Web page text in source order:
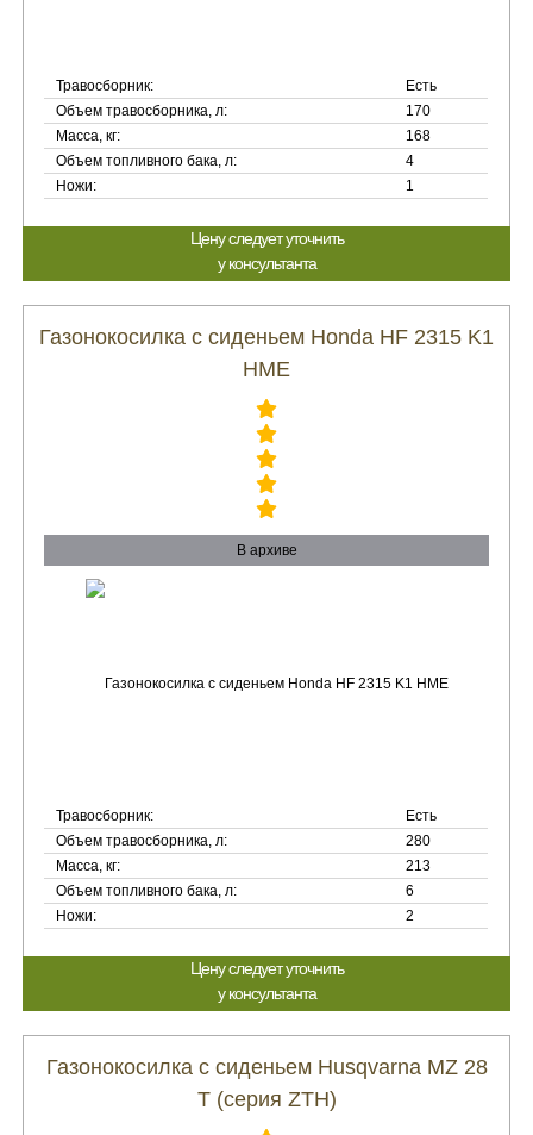
Травосборник:
Есть
Объем травосборника, л:
170
Масса, кг:
168
Объем топливного бака, л:
4
Ножи:
1
Цену следует уточнить
у консультанта
Газонокосилка с сиденьем Honda HF 2315 K1
HME
В архиве
Травосборник:
Есть
Объем травосборника, л:
280
Масса, кг:
213
Объем топливного бака, л:
6
Ножи:
2
Цену следует уточнить
у консультанта
Газонокосилка с сиденьем Husqvarna MZ 28
T (серия ZTH)